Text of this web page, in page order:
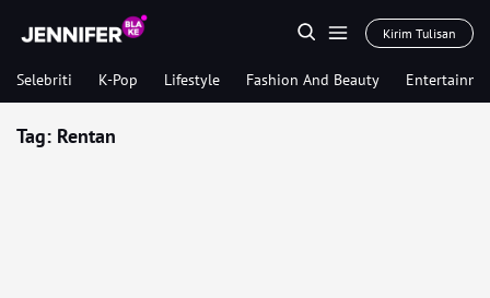
Kirim Tulisan
Selebriti K-Pop Lifestyle Fashion And Beauty
Tag: Rentan